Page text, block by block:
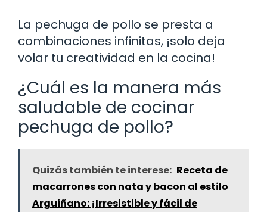
La pechuga de pollo se presta a
combinaciones infinitas, ¡solo deja
volar tu creatividad en la cocina!
¿Cuál es la manera más
saludable de cocinar
pechuga de pollo?
Quizás también te interese: Receta de
macarrones con nata y bacon al estilo
Arguiñano: ¡Irresistible y fácil de